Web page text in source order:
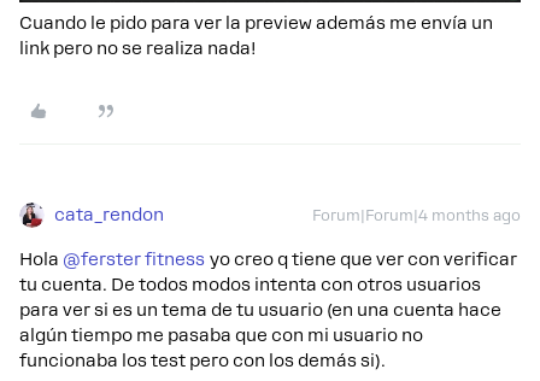
Cuando le pido para ver la preview además me envía un
link pero no se realiza nada!
cata_rendon Forum|Forum|4 months ago
Hola ​ @ferster fitness yo creo q tiene que ver con verificar
tu cuenta. De todos modos intenta con otros usuarios
para ver si es un tema de tu usuario (en una cuenta hace
algún tiempo me pasaba que con mi usuario no
funcionaba los test pero con los demás si).